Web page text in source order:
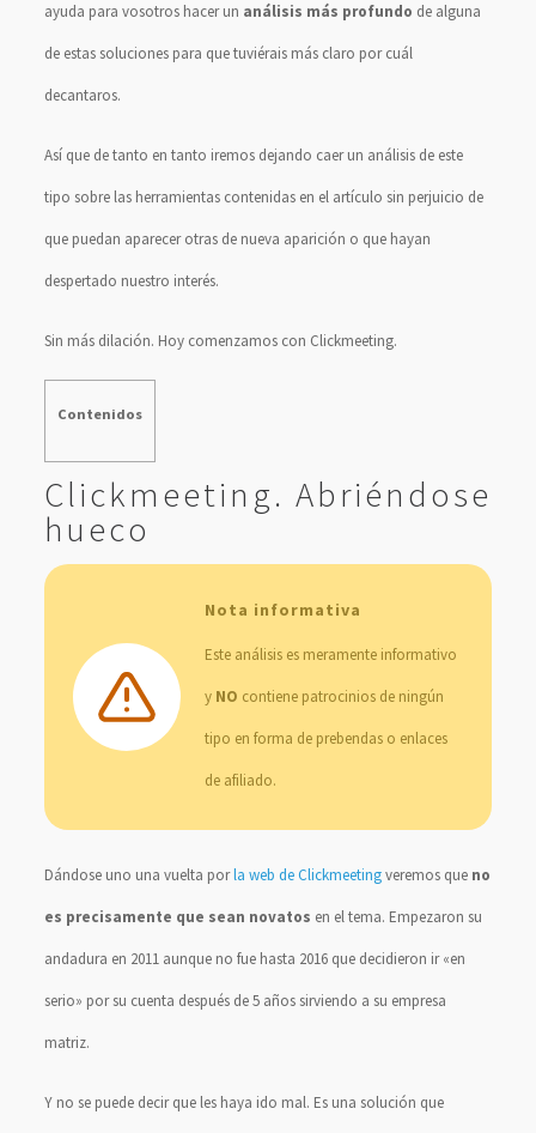
ayuda para vosotros hacer un análisis más profundo de alguna
de estas soluciones para que tuviérais más claro por cuál
decantaros.
Así que de tanto en tanto iremos dejando caer un análisis de este
tipo sobre las herramientas contenidas en el artículo sin perjuicio de
que puedan aparecer otras de nueva aparición o que hayan
despertado nuestro interés.
Sin más dilación. Hoy comenzamos con Clickmeeting.
Contenidos
Clickmeeting. Abriéndose
hueco
Nota informativa
Este análisis es meramente informativo
y NO contiene patrocinios de ningún
tipo en forma de prebendas o enlaces
de afiliado.
Dándose uno una vuelta porla web de Clickmeetingveremos que no
es precisamente que sean novatos en el tema. Empezaron su
andadura en 2011 aunque no fue hasta 2016 que decidieron ir «en
serio» por su cuenta después de 5 años sirviendo a su empresa
matriz.
Y no se puede decir que les haya ido mal. Es una solución que